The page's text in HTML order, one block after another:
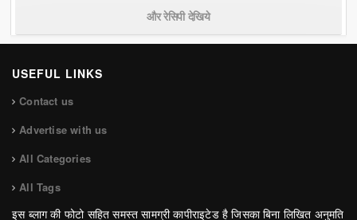
और रेसिपी देखिये
USEFUL LINKS
Contact us
Advertise with us
All Categories
All Tags
इस ब्लाग की फोटो सहित समस्त सामग्री कापीराइटेड है जिसका बिना लिखित अनुमति